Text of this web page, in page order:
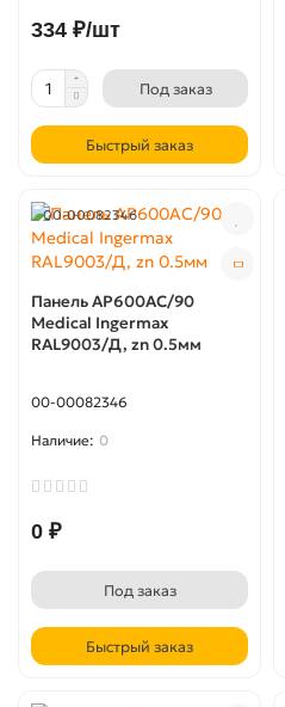
334 ₽/шт
Под заказ
Быстрый заказ
00-00082346
Панель AP600АС/90
Medical Ingermax
RAL9003/Д, zn 0.5мм
00-00082346
0
0 ₽
Под заказ
Быстрый заказ